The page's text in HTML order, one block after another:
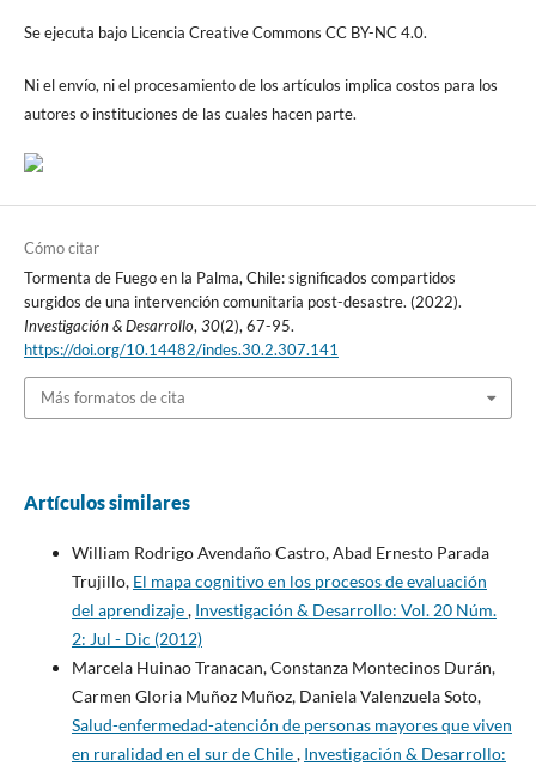
Se ejecuta bajo Licencia Creative Commons CC BY-NC 4.0.
Ni el envío, ni el procesamiento de los artículos implica costos para los
autores o instituciones de las cuales hacen parte.
Cómo citar
Tormenta de Fuego en la Palma, Chile: significados compartidos
surgidos de una intervención comunitaria post-desastre. (2022).
Investigación & Desarrollo, 30(2), 67-95.
https://doi.org/10.14482/indes.30.2.307.141
Más formatos de cita
Artículos similares
William Rodrigo Avendaño Castro, Abad Ernesto Parada
Trujillo, El mapa cognitivo en los procesos de evaluación
del aprendizaje, Investigación & Desarrollo: Vol. 20 Núm.
2: Jul - Dic (2012)
Marcela Huinao Tranacan, Constanza Montecinos Durán,
Carmen Gloria Muñoz Muñoz, Daniela Valenzuela Soto,
Salud-enfermedad-atención de personas mayores que viven
en ruralidad en el sur de Chile, Investigación & Desarrollo: